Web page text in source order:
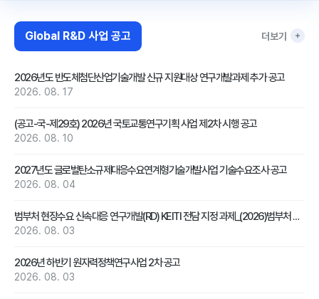
Global R&D 사업 공고 더보기
2026년도 반도체첨단산업기술개발 신규 지원대상 연구개발과제 추가 공고
2026. 08. 17
(공고-국-제29호) 2026년 국토교통연구기획 사업 제2차 시행 공고
2026. 08. 10
2027년도 글로벌탄소규제대응수요연계형기술개발사업 기술수요조사 공고
2026. 08. 04
범부처 현장수요 신속대응 연구개발(RD) KEITI 전담 지정 과제_(2026)범부처 현장수요 신속대응 연구개발
2026. 08. 03
2026년 하반기 원자력정책연구사업 2차 공고
2026. 08. 03